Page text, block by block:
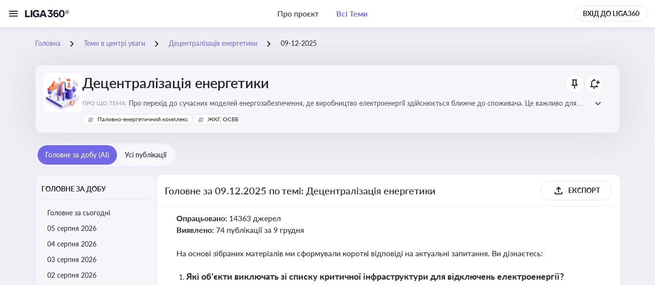
Про проєкт Всі Теми ВХІД ДО LIGA360
Головна Теми в центрі уваги Децентралізація енергетики 09-12-2025
Децентралізація енергетики
ПРО ЩО ТЕМА: Про перехід до сучасних моделей енергозабезпечення, де виробництво електроенергії здійснюється ближче до споживача. Це важливо для
підвищення енергонезалежності громад, зменшення втрат при транспортуванні енергії та стимулювання розвитку відновлюваних джерел
Паливно-енергетичний комплекс ЖКГ, ОСББ
Головне за добу (AI) Усі публікації
ГОЛОВНЕ ЗА ДОБУ
Головне за сьогодні
05 серпня 2026
04 серпня 2026
03 серпня 2026
02 серпня 2026
Головне за 09.12.2025 по темі: Децентралізація енергетики ЕКСПОРТ
Опрацьовано: 14363 джерел
Виявлено: 74 публікації за 9 грудня
На основі зібраних матеріалів ми сформували короткі відповіді на актуальні запитання. Ви дізнаєтесь:
Які об'єкти виключать зі списку критичної інфраструктури для відключень електроенергії?